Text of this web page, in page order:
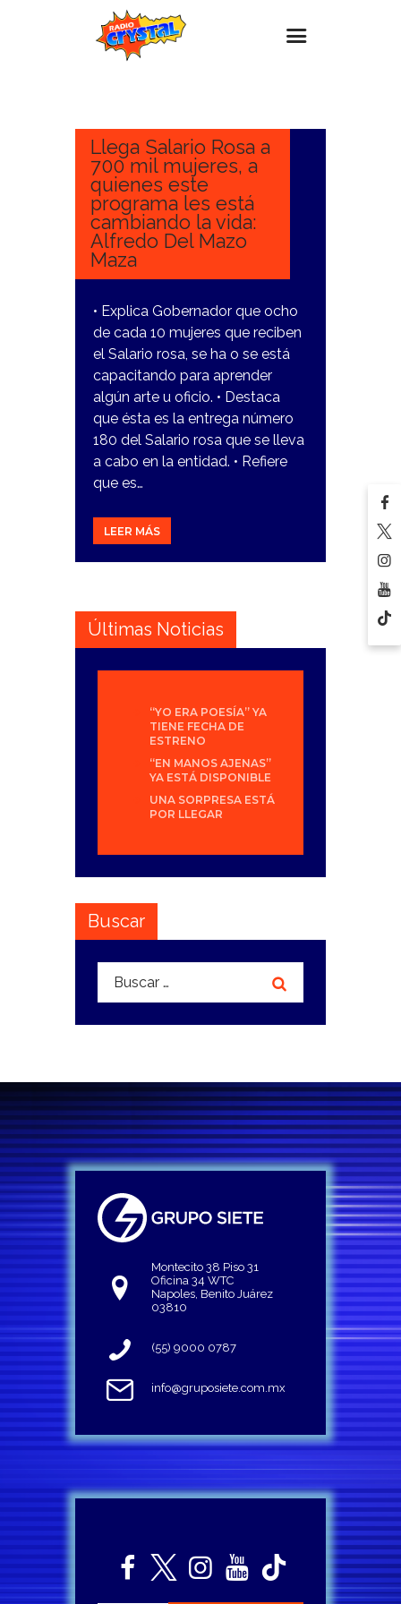
Estaciones
Eventos
Promociones
Noticias
Para ti
Llega Salario Rosa a
700 mil mujeres, a
quienes este
programa les está
cambiando la vida:
Alfredo Del Mazo
Maza
• Explica Gobernador que ocho
de cada 10 mujeres que reciben
el Salario rosa, se ha o se está
capacitando para aprender
algún arte u oficio. • Destaca
que ésta es la entrega número
180 del Salario rosa que se lleva
a cabo en la entidad. • Refiere
que es…
LEER MÁS
Últimas Noticias
“YO ERA POESÍA” YA
TIENE FECHA DE
ESTRENO
“EN MANOS AJENAS”
YA ESTÁ DISPONIBLE
UNA SORPRESA ESTÁ
POR LLEGAR
Buscar
Buscar:
Montecito 38 Piso 31
Oficina 34 WTC
Napoles, Benito Juárez
03810
(55) 9000 0787
info@gruposiete.com.mx